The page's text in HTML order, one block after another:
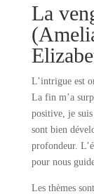
La
L’intrigue est
La fin m’a
positive, je
sont bien
profondeur.
pour nous
Les thèmes